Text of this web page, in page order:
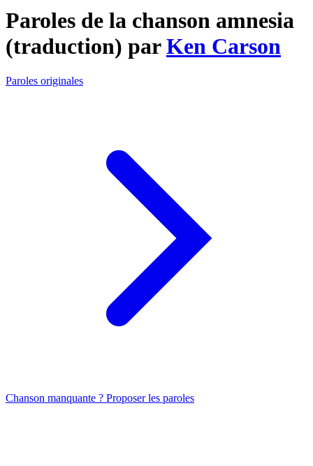
Paroles de la chanson amnesia
(traduction) parKen Carson
Paroles originales
Chanson manquante ? Proposer les paroles